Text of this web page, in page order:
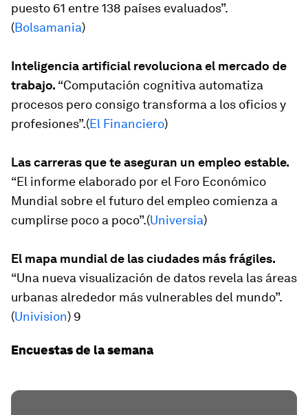
puesto 61 entre 138 países evaluados”.
(Bolsamania)
Inteligencia artificial revoluciona el mercado de
trabajo. “Computación cognitiva automatiza
procesos pero consigo transforma a los oficios y
profesiones”.(El Financiero)
Las carreras que te aseguran un empleo estable.
“El informe elaborado por el Foro Económico
Mundial sobre el futuro del empleo comienza a
cumplirse poco a poco”.(Universia)
El mapa mundial de las ciudades más frágiles.
“Una nueva visualización de datos revela las áreas
urbanas alrededor más vulnerables del mundo”.
(Univision) 9
Encuestas de la semana